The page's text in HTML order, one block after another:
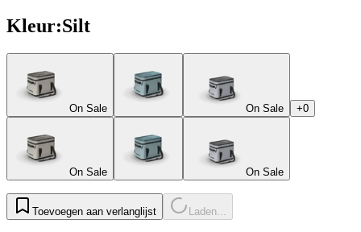
Kleur:Silt
On Sale On Sale +0
On Sale On Sale
Toevoegen aan verlanglijst Laden...